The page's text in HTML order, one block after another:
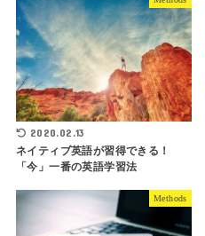
2020.02.13
ネイティブ英語が習得できる！
「今」一番の英語学習法
Methods